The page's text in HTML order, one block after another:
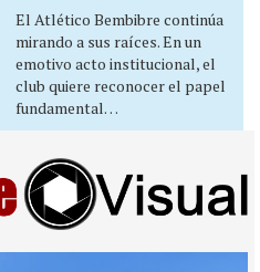
El Atlético Bembibre continúa
mirando a sus raíces. En un
emotivo acto institucional, el
club quiere reconocer el papel
fundamental…